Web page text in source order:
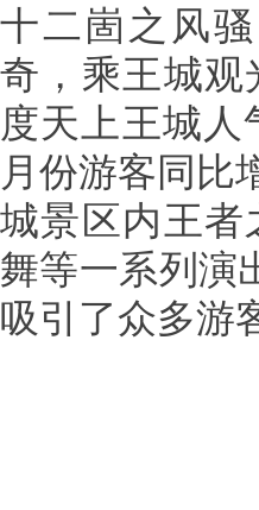
十二崮之风
奇，乘王城观
度天上王城
月份游客同比
城景区内王者
舞等一系列演
吸引了众多游